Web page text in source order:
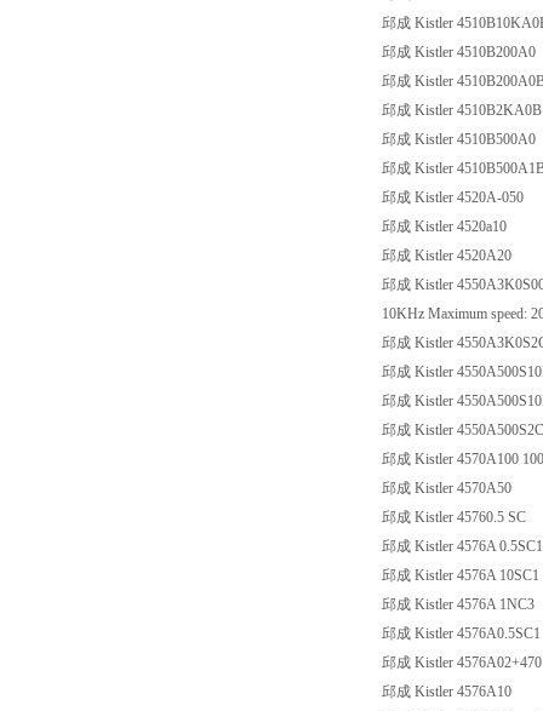
邱成 Kistler
邱成 Kistler 4510B200A0
邱成 Kistler
邱成 Kistler
邱成 Kistler 4510B500A0
邱成 Kistler
邱成 Kistler 4520A-050
邱成 Kistler 4520a10
邱成 Kistler 4520A20
邱成 Kistler
10KHz Maximum speed:
邱成 Kistler
邱成 Kistler
邱成 Kistler
邱成 Kistler
邱成 Kistler 4570A100
邱成 Kistler 4570A50
邱成 Kistler 45760.5 SC
邱成 Kistler 4576A 0.5SC1
邱成 Kistler 4576A 10SC1
邱成 Kistler 4576A 1NC3
邱成 Kistler 4576A0.5SC1
邱成 Kistler
邱成 Kistler 4576A10